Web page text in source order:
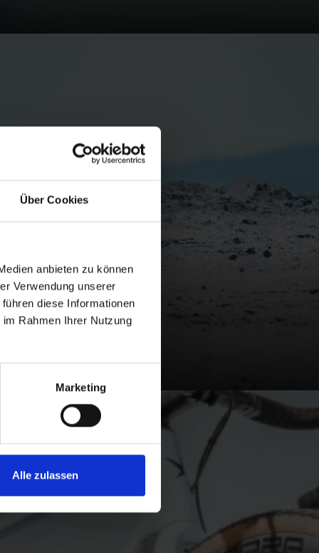
Über Cookies
anbieten zu können
Verwendung unserer
diese Informationen
Rahmen Ihrer Nutzung
Marketing
Alle zulassen